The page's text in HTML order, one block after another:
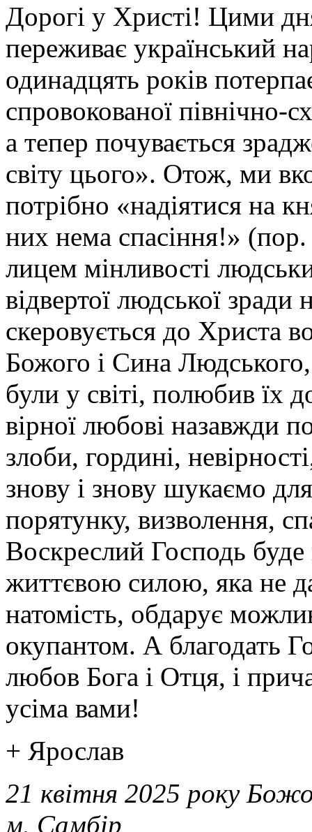
Дорогі у Христі! Цими
переживає український
одинадцять років
спровокованої північно-
а тепер почувається
світу цього». Отож, ми
потрібно «надіятися на
них нема спасіння!»
лицем мінливості
відвертої людської
скеровується до Христа
Божого і Сина
були у світі, полюбив їх
вірної любові назавжди
злоби, гордині,
знову і знову шукаємо
порятунку, визволення,
Воскреслий Господь
життєвою силою, яка не
натомість, обдарує
окупантом. А благодать
любов Бога і Отця, і
усіма вами!
+ Ярослав
21 квітня 2025 року
м. Самбір